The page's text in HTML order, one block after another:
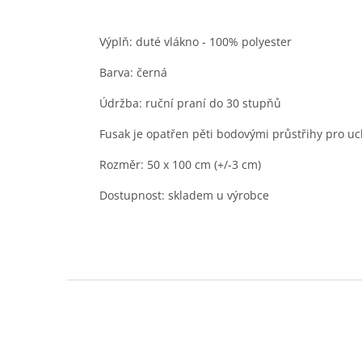
Výplň: duté vlákno - 100% polyester
Barva: černá
Údržba: ruční praní do 30 stupňů
Fusak je opatřen pěti bodovými průstřihy pro
Rozměr: 50 x 100 cm (+/-3 cm)
Dostupnost: skladem u výrobce